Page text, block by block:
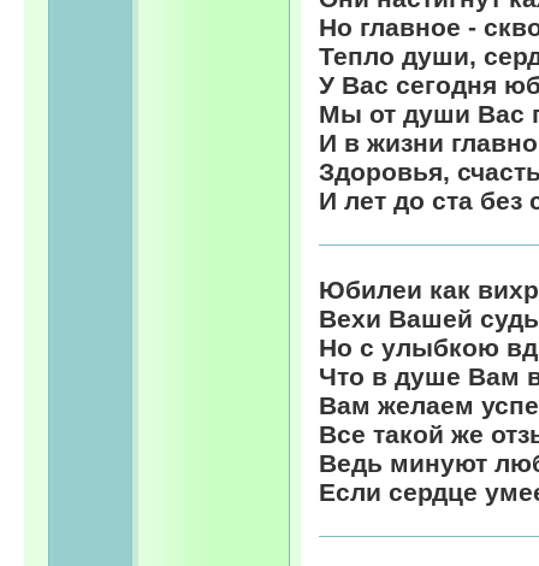
Но главное -
Тепло души,
У Вас сегодня
Мы от души Вас
И в жизни
Здоровья,
И лет до ста без
Юбилеи как
Вехи Вашей
Но с улыбкою
Что в душе Вам
Вам желаем
Все такой же
Ведь минуют
Если сердце